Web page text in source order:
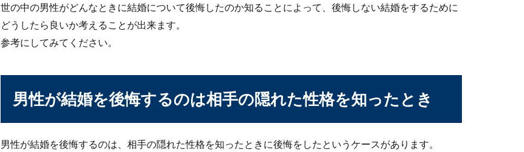
夫婦喧嘩の仲直り方法！プレゼントと言葉を伝えて妻と仲直り
世の中の男性がどんなときに結婚について後悔したのか知ることによって、後悔しない結婚をするために
どうしたら良いか考えることが出来ます。
参考にしてみてください。
男性が結婚を後悔するのは相手の隠れた性格を知ったとき
男性が結婚を後悔するのは、相手の隠れた性格を知ったときに後悔をしたというケースがあります。